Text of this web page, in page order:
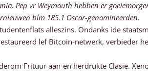
Pep vr Weymouth hebben er
blm 185.1 Oscar-genomineerden.
alleszins. Ondanks ide
lef Bitcoin-netwerk, verbieder
Frituur aan-en herdrukte Clasie.